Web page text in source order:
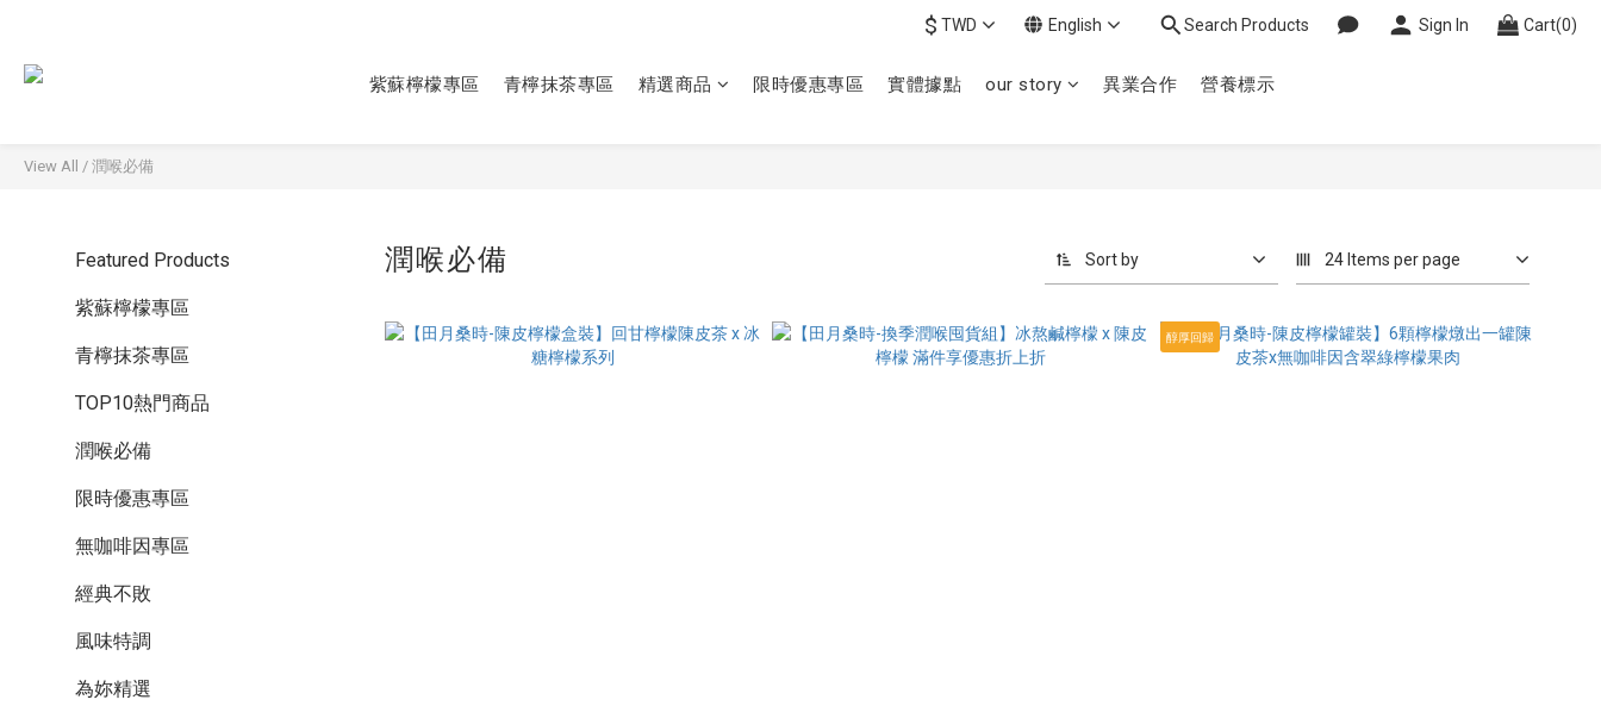
$ TWD English Search Products Sign In Cart(0)
紫蘇檸檬專區 青檸抹茶專區 精選商品 限時優惠專區 實體據點 our story 異業合作 營養標示
View All / 潤喉必備
Featured Products
紫蘇檸檬專區
青檸抹茶專區
TOP10熱門商品
潤喉必備
限時優惠專區
無咖啡因專區
經典不敗
風味特調
為妳精選
潤喉必備 Sort by 24 Items per page
醇厚回歸